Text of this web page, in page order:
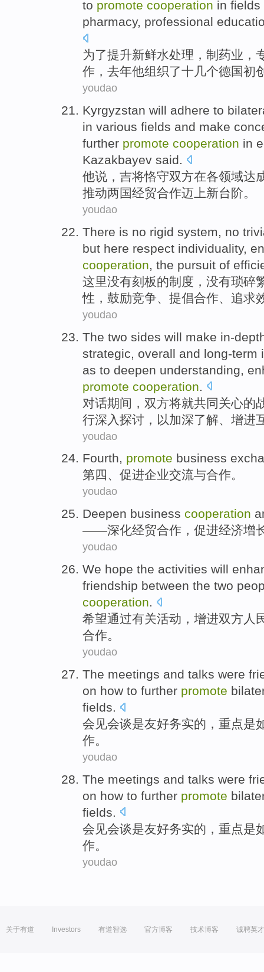
to promote cooperation in fields
pharmacy, professional
为了提升新鲜水处理 ， 制药业 ，
作 ， 去年他组织了十几个德国初
youdao
Kyrgyzstan will adhere to
in various fields and make
further promote cooperation in
Kazakbayev said.
他说 ， 吉将恪守双方在各领域达
推动两国经贸合作迈 上新台阶。
youdao
There is no rigid system, no
but here respect individuality,
cooperation, the pursuit of
这里没有刻板的制度 ，没有琐碎
性 ， 鼓励竞争、 提倡合作、 追求
youdao
The two sides will make in-
strategic
overall and long-term
as to deepen understanding
promote cooperation
对话期间， 双方将就共同关心的
行深入 探讨， 以加深了解 增进
youdao
Fourth, promote business
第四、 促进企业交流与合作。
youdao
Deepen business cooperation
——深化经贸合作 ， 促进经济增
youdao
We hope the activities will
friendship between the two
cooperation.
希望通过有关活动 ， 增进双方人
合作。
youdao
The meetings and talks were
on how to further promote
fields.
会见会谈是友好务实的， 重点是
作。
youdao
The meetings and talks were
on how to further promote
fields
会见会谈是友好务实的， 重点是
作。
youdao
关于有道 Investors 有道智选 官方博客 技术博客 诚聘英才